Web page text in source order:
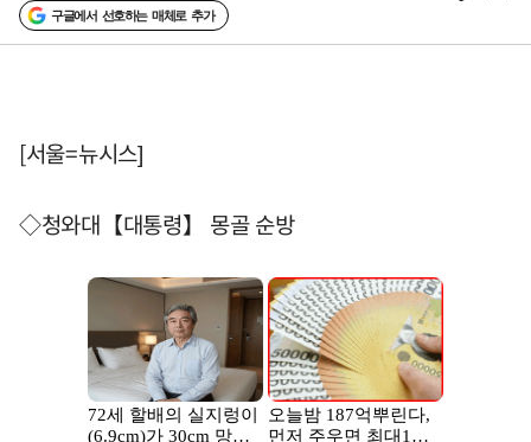
구글에서 선호하는 매체로 추가
[서울=뉴시스]
◇청와대【대통령】 몽골 순방